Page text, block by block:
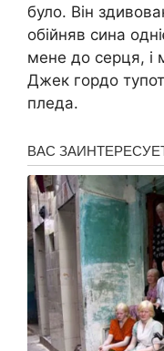
було. Він
обійняв сина
мене до серця, і
Джек гордо
пледа.